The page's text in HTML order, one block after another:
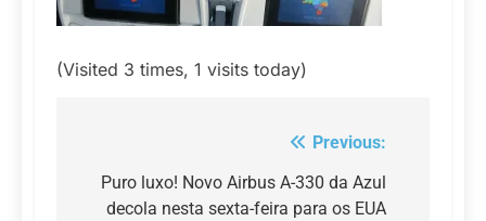
(Visited 3 times, 1 visits today)
de
Previous:
Puro luxo! Novo Airbus A-330 da Azul
decola nesta sexta-feira para os EUA